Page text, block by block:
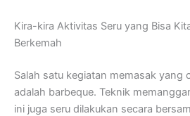
Kira-kira Aktivitas Seru yang Bisa
Berkemah
Salah satu kegiatan memasak yang
adalah barbeque. Teknik
ini juga seru dilakukan secara